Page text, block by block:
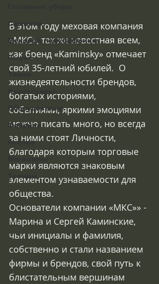
Семинар
Меховой полуфабрикат
Сырьё
Аксессуары
Оборудование
Фабрики
Ателье
Магазины
В этом году меховая компания
«МКС», так же известная всем,
как бренд «Kaminsky» отмечает
свой 35-летний юбилей.  О
жизнедеятельности брендов,
богатых историями,
событиями, яркими эмоциями
можно писать много, но всегда
за ними стоят Личности,
благодаря которым торговые
марки являются знаковым
элементом узнаваемости для
общества.
Основатели компании «МКС»» -
Марина и Сергей Каминские,
чьи инициалы и фамилия,
собственно и стали названием
фирмы и брендов, свой путь к
блистательным вершинам